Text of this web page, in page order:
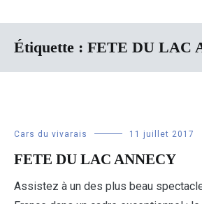
Étiquette : FETE DU LAC
Cars du vivarais 11 juillet 2017
FETE DU LAC ANNECY
Assistez à un des plus beau